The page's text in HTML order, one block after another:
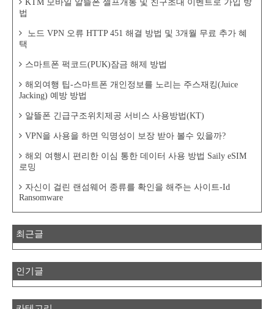
KTM 모바일 알뜰폰 셀프개통 및 친구초대 이벤트로 가입 방
법
노드 VPN 오류 HTTP 451 해결 방법 및 3개월 무료 추가 혜
택
스마트폰 퍽코드(PUK)잠금 해제 방법
해외여행 팁-스마트폰 개인정보를 노리는 주스재킹(Juice
Jacking) 예방 방법
알뜰폰 긴급구조위치제공 서비스 사용방법(KT)
VPN을 사용을 하면 익명성이 보장 받아 볼수 있을까?
해외 여행시 편리한 이심 통한 데이터 사용 방법 Saily eSIM
로밍
자신이 걸린 랜섬웨어 종류를 확인을 해주는 사이트-Id
Ransomware
최근글
인기글